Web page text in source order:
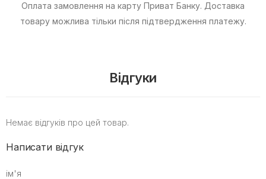
Оплата замовлення на карту Приват Банку. Доставка
товару можлива тільки після підтвердження платежу.
Відгуки
Немає відгуків про цей товар.
Написати відгук
ім'я